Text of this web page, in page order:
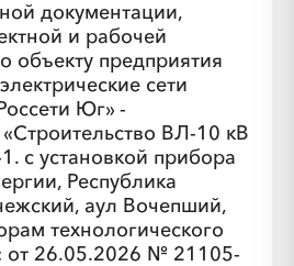
документации,
и рабочей
объекту предприятия
сети
Юг» -
«Строительство ВЛ-10 кВ
с установкой прибора
Республика
аул Вочепший,
технологического
от 26.05.2026 № 21105-